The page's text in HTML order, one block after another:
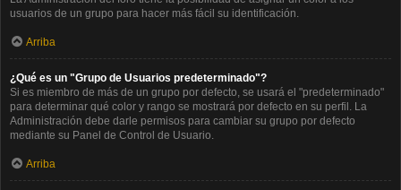
usuarios de un grupo para hacer más fácil su identificación.
Arriba
¿Qué es un "Grupo de Usuarios predeterminado"?
Si es miembro de más de un grupo por defecto, se usará el "predeterminado"
para determinar qué color y rango se mostrará por defecto en su perfil. La
Administración debe darle permisos para cambiar su grupo por defecto
mediante su Panel de Control de Usuario.
Arriba